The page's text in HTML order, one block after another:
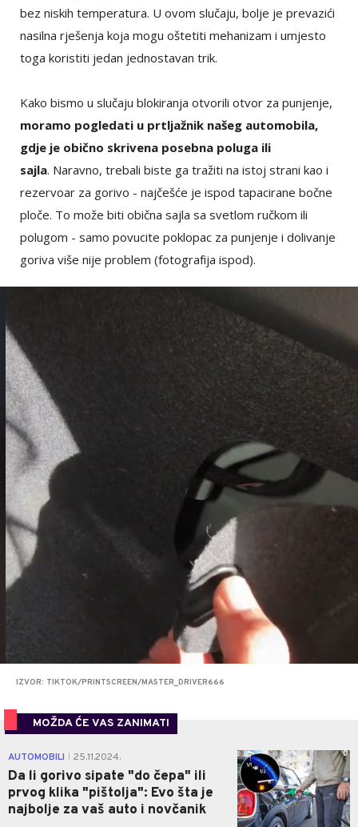
bez niskih temperatura. U ovom slučaju, bolje je prevazići
nasilna rješenja koja mogu oštetiti mehanizam i umjesto
toga koristiti jedan jednostavan trik.
Kako bismo u slučaju blokiranja otvorili otvor za punjenje,
moramo pogledati u prtljažnik našeg automobila,
gdje je obično skrivena posebna poluga ili
sajla. Naravno, trebali biste ga tražiti na istoj strani kao i
rezervoar za gorivo - najčešće je ispod tapacirane bočne
ploče. To može biti obična sajla sa svetlom ručkom ili
polugom - samo povucite poklopac za punjenje i dolivanje
goriva više nije problem (fotografija ispod).
IZVOR: TIKTOK/PRINTSCREEN/MASTER_DRIVER666
MOŽDA ĆE VAS ZANIMATI
AUTOMOBILI 25.11.2024.
Da li gorivo sipate "do čepa" ili
prvog klika "pištolja": Evo šta je
najbolje za vaš auto i novčanik
0